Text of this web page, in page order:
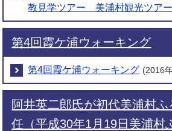
教見学ツアー 美浦村観光ツアー
第4回霞ケ浦ウォーキング
第4回霞ケ浦ウォーキング (2016
阿井英二郎氏が初代美浦村
任（平成30年1月19日美浦村